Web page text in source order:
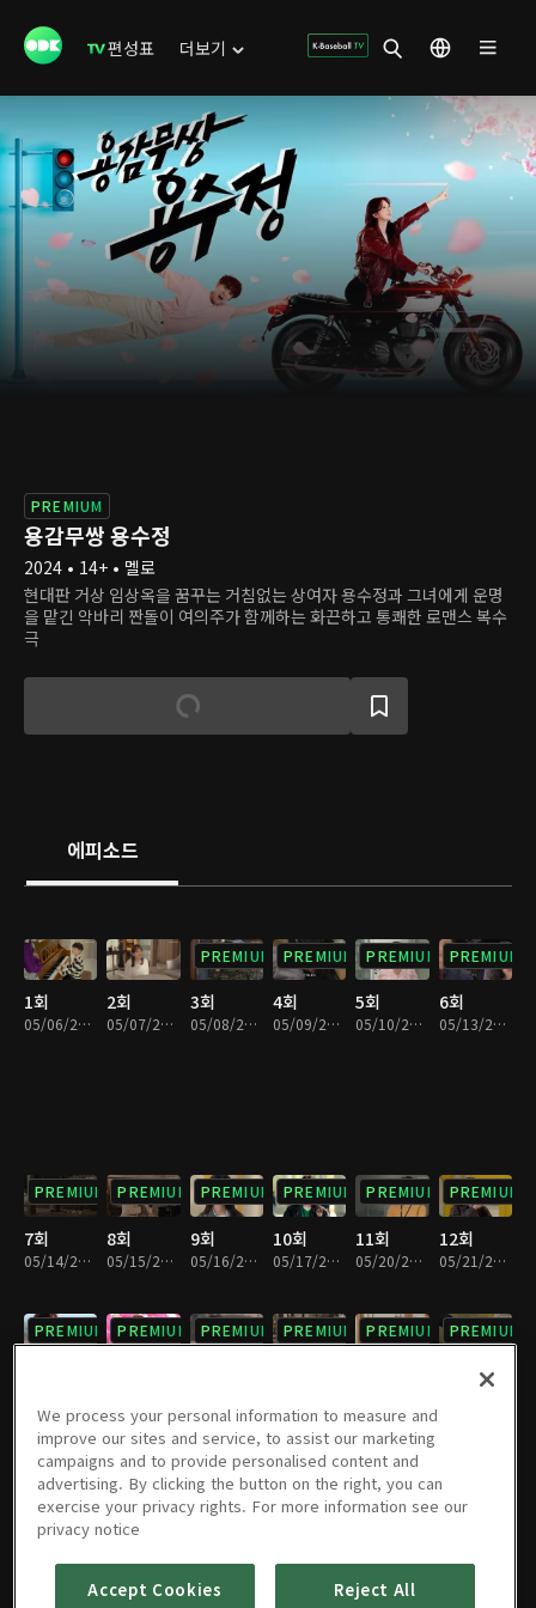
편성표 더보기
PREMIUM
용감무쌍 용수정
2024 • 14+ • 멜로
현대판 거상 임상옥을 꿈꾸는 거침없는 상여자 용수정과 그녀에게 운명
을 맡긴 악바리 짠돌이 여의주가 함께하는 화끈하고 통쾌한 로맨스 복수
극
에피소드
1회
05/06/2024 • 31분
2회
05/07/2024 • 30분
PREMIUM
3회
05/08/2024 • 31분
PREMIUM
4회
05/09/2024 • 29분
PREMIUM
5회
05/10/2024 • 30분
PREMIUM
6회
05/13/2024 • 30분
PREMIUM
7회
05/14/2024 • 30분
PREMIUM
8회
05/15/2024 • 30분
PREMIUM
9회
05/16/2024 • 29분
PREMIUM
10회
05/17/2024 • 30분
PREMIUM
11회
05/20/2024 • 30분
PREMIUM
12회
05/21/2024 • 29분
PREMIUM PREMIUM PREMIUM PREMIUM PREMIUM PREMIUM
PREMIUM
19회
05/30/2024 • 29분
PREMIUM
20회
PREMIUM
21회
PREMIUM
22회
PREMIUM
23회 24회
We process your personal information to measure and
improve our sites and service, to assist our marketing
campaigns and to provide personalised content and
advertising. By clicking the button on the right, you can
exercise your privacy rights. For more information see our
privacy notice
Accept Cookies Reject All